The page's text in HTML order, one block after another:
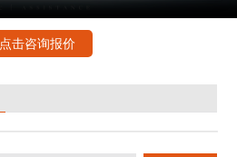
点击咨询报价